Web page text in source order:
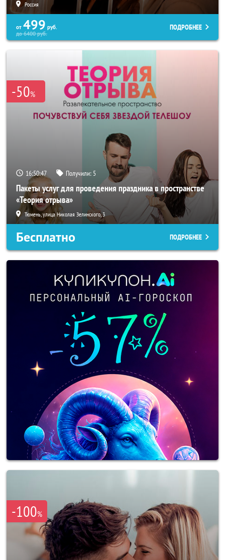
Россия
от 499 руб.
до6400руб.
ПОДРОБНЕЕ
-50%
16:50:44 Получили: 5
Пакеты услуг для проведения праздника в пространстве
«Теория отрыва»
Тюмень, улица Николая Зелинского, 3
Бесплатно ПОДРОБНЕЕ
-100%